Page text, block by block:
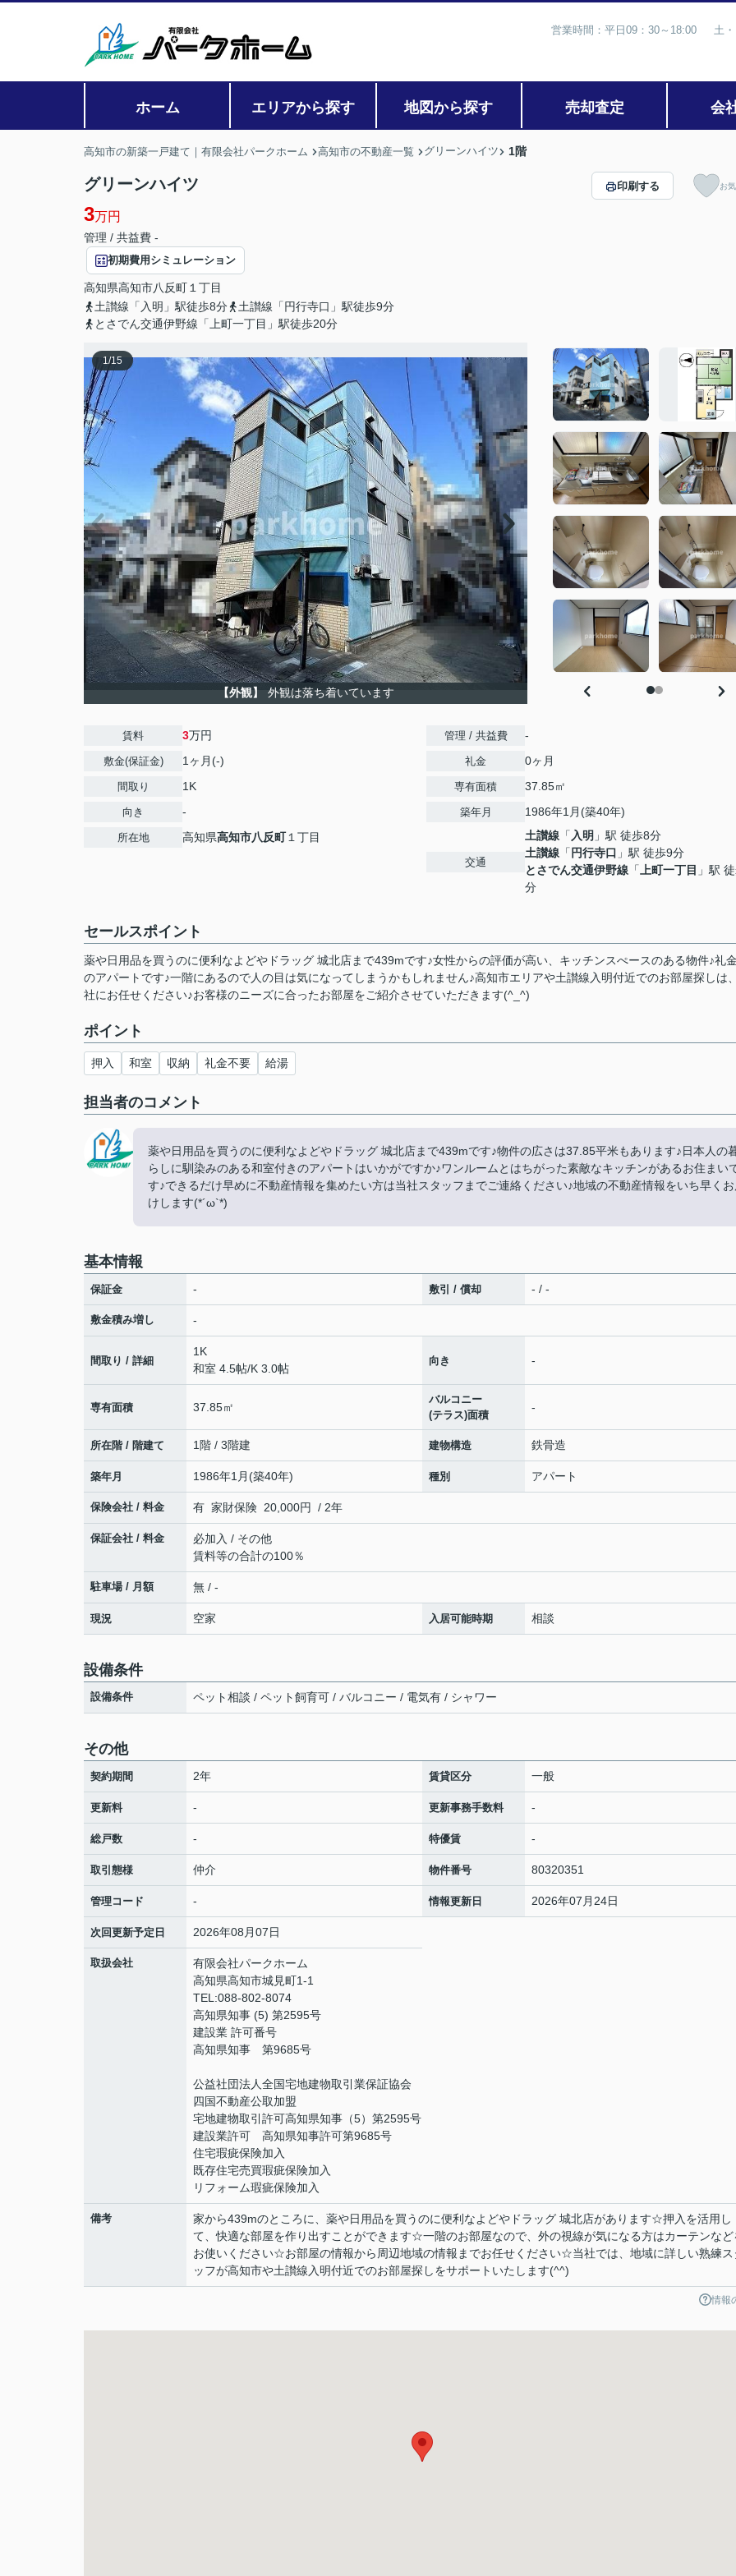
営業時間：平日09：30～18:00 土
ホーム エリアから探す 地図から探す 売却査定 会
高知市の新築一戸建て｜有限会社パークホーム 高知市の不動産一覧 グリーンハイツ 1階
グリーンハイツ
3万円
管理 / 共益費 -
初期費用シミュレーション
高知県高知市八反町 １丁目
土讃線「入明」駅徒歩8分
土讃線「円行寺口」駅徒歩9分
とさでん交通伊野線「上町一丁目」駅徒歩20分
印刷する お
1/15
【外観】 外観は落ち着いています
賃料 3万円
敷金(保証金) 1ヶ月(-)
間取り 1K
向き -
所在地 高知県高知市八反町１丁目
管理 / 共益費 -
礼金 0ヶ月
専有面積 37.85㎡
築年月 1986年1月(築40年)
交通
土讃線 「 入明 」駅 徒歩8分
土讃線 「 円行寺口 」駅 徒歩9分
とさでん交通伊野線 「 上町一丁目 」駅
分
セールスポイント
薬や日用品を買うのに便利なよどやドラッグ 城北店まで439mです♪女性からの評価が高い、キッチンスぺースのある物件♪礼
のアパートです♪一階にあるので人の目は気になってしまうかもしれません♪高知市エリアや土讃線入明付近でのお部屋探しは
社にお任せください♪お客様のニーズに合ったお部屋をご紹介させていただきます(^_^)
ポイント
押入 和室 収納 礼金不要 給湯
担当者のコメント
薬や日用品を買うのに便利なよどやドラッグ 城北店まで439mです♪物件の広さは37.85平米もあります♪日本人の
らしに馴染みのある和室付きのアパートはいかがですか♪ワンルームとはちがった素敵なキッチンがあるお住まい
す♪できるだけ早めに不動産情報を集めたい方は当社スタッフまでご連絡ください♪地域の不動産情報をいち早くお
けします(*´ω`*)
基本情報
保証金 - 敷引 / 償却 - / -
敷金積み増し -
間取り / 詳細
1K
和室 4.5帖/K 3.0帖
向き -
専有面積 37.85㎡
バルコニー
(テラス)面積
-
所在階 / 階建て 1階 / 3階建 建物構造 鉄骨造
築年月 1986年1月(築40年) 種別 アパート
保険会社 / 料金 有 家財保険 20,000円 / 2年
保証会社 / 料金
必加入 / その他
賃料等の合計の100％
駐車場 / 月額 無 / -
現況 空家 入居可能時期 相談
設備条件
設備条件 ペット相談 / ペット飼育可 / バルコニー / 電気有 / シャワー
その他
契約期間 2年 賃貸区分 一般
更新料 - 更新事務手数料 -
総戸数 - 特優賃 -
取引態様 仲介 物件番号 80320351
管理コード - 情報更新日 2026年07月24日
次回更新予定日 2026年08月07日
取扱会社
有限会社パークホーム
高知県高知市城見町1-1
TEL:088-802-8074
高知県知事 (5) 第2595号
建設業 許可番号
高知県知事 第9685号
公益社団法人全国宅地建物取引業保証協会
四国不動産公取加盟
宅地建物取引許可高知県知事（5）第2595号
建設業許可 高知県知事許可第9685号
住宅瑕疵保険加入
既存住宅売買瑕疵保険加入
リフォーム瑕疵保険加入
備考
家から439mのところに、薬や日用品を買うのに便利なよどやドラッグ 城北店があります☆押入を活用し
て、快適な部屋を作り出すことができます☆一階のお部屋なので、外の視線が気になる方はカーテンなど
お使いください☆お部屋の情報から周辺地域の情報までお任せください☆当社では、地域に詳しい熟練ス
ッフが高知市や土讃線入明付近でのお部屋探しをサポートいたします(^^)
情報